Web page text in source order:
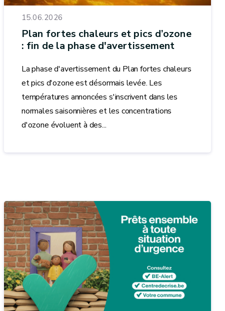
15.06.2026
Plan fortes chaleurs et pics d’ozone
: fin de la phase d'avertissement
La phase d'avertissement du Plan fortes chaleurs
et pics d'ozone est désormais levée. Les
températures annoncées s'inscrivent dans les
normales saisonnières et les concentrations
d'ozone évoluent à des...